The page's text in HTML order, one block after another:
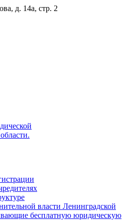
д. 14а, стр. 2
власти Ленинградской
бесплатную юридическую